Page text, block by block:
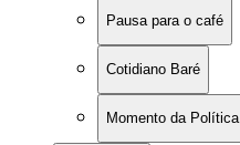
Pausa para o café
Cotidiano Baré
Momento da Política